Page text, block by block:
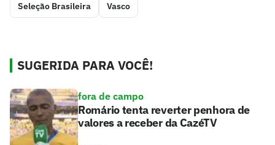
Seleção Brasileira Vasco
SUGERIDA PARA VOCÊ!
fora de campo
Romário tenta reverter penhora de
valores a receber da CazéTV